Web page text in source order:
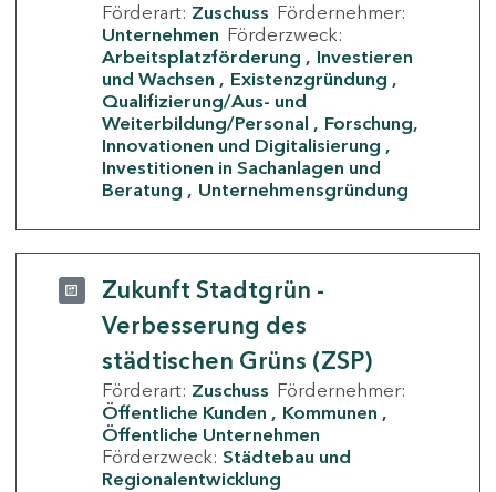
Förderart: Zuschuss Fördernehmer:
Unternehmen Förderzweck:
Arbeitsplatzförderung
Investieren
und Wachsen
Existenzgründung
Qualifizierung/Aus- und
Weiterbildung/Personal
Forschung,
Innovationen und Digitalisierung
Investitionen in Sachanlagen und
Beratung
Unternehmensgründung
Zukunft Stadtgrün -
Verbesserung des
städtischen Grüns (ZSP)
Förderart: Zuschuss Fördernehmer:
Öffentliche Kunden
Kommunen
Öffentliche Unternehmen
Förderzweck: Städtebau und
Regionalentwicklung